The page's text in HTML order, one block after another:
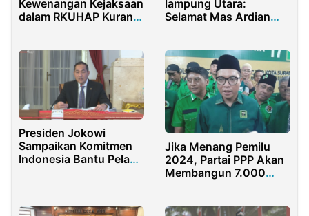
Kewenangan Kejaksaan
dalam RKUHAP Kurang
lampung Utara:
Selamat Mas Ardian
Milenial
Presiden Jokowi
Sampaikan Komitmen
Indonesia Bantu Pelaku
Jika Menang Pemilu
2024, Partai PPP Akan
Membangun 7.000